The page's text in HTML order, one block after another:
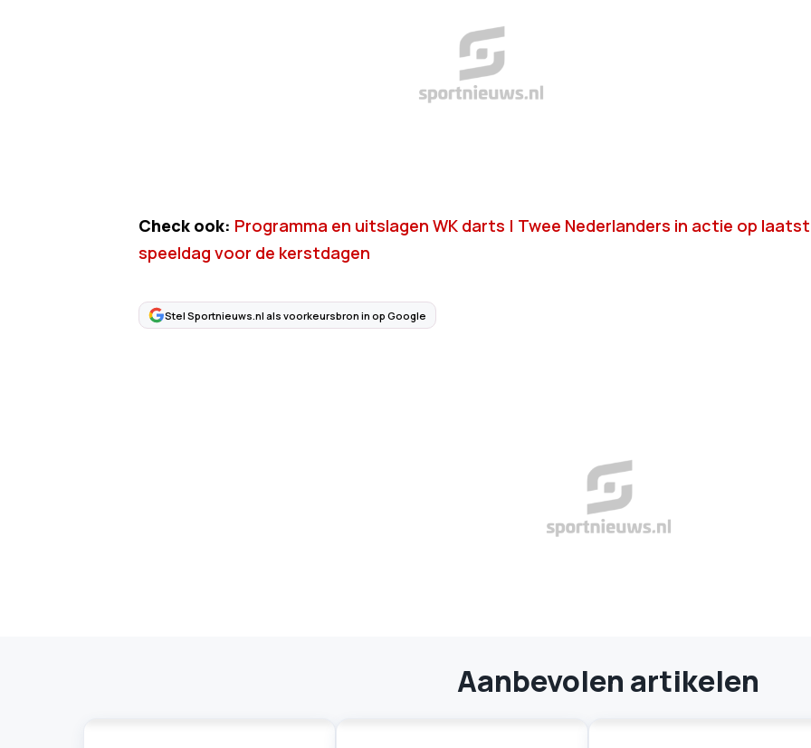
Check ook: Programma en uitslagen WK darts | Twee Nederlanders in actie op
speeldag voor de kerstdagen
Stel Sportnieuws.nl als voorkeursbron in op Google
Aanbevolen artikelen